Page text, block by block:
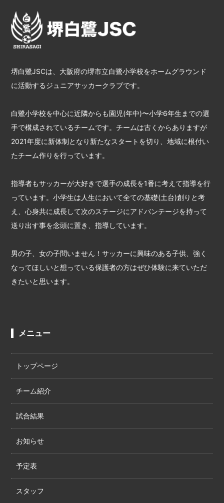
堺白鷺JSCは、大阪府の堺市立白鷺小学校をホームグラウンド
に活動するジュニアサッカークラブです。
白鷺小学校を中心に近隣からも園児(年中)〜小学6年生までの選
手で構成されているチームです。チームは古くからありますが
2021年度に新体制となり新たなスタートを切り、地域に根付い
たチーム作りを行っています。
指導者もサッカーが大好きで選手の成長を1番に考えて指導を行
っています。小学生は人生において全ての基礎(土台)創りと考
え、心身共に成長して次のステージにアドバンテージを持って
送り出す事を念頭に置き、指導しています。
男の子、女の子問いません！サッカーに興味のある子供、強く
なってほしいと想っている保護者の方はぜひ体験に来ていただ
きたいと思います。
メニュー
トップページ
チーム紹介
試合結果
お知らせ
予定表
スタッフ